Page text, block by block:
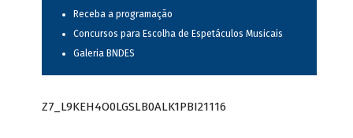
Receba a programação
Concursos para Escolha de Espetáculos Musicais
Galeria BNDES
Z7_L9KEH4O0LGSLB0ALK1PBI21116